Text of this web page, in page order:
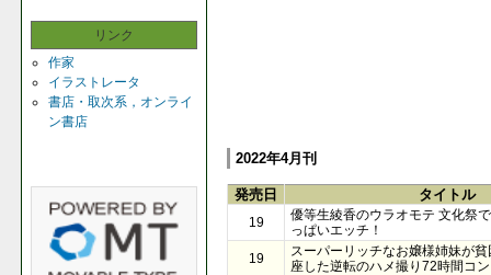
リンク
作家
イラストレータ
書店・取次系，オンライ
ン書店
2022年4月刊
発売日 タイトル
19
優等生綾香のウラオモテ 文化祭
っぱいエッチ！
19
スーパーリッチなお嬢様姉妹が
座した逆転のハメ撮り72時間コ